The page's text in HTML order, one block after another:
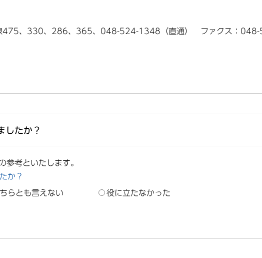
475、330、286、365、048-524-1348（直通） ファクス：
したか？
参考といたします。
か？
らとも言えない 役に立たなかった